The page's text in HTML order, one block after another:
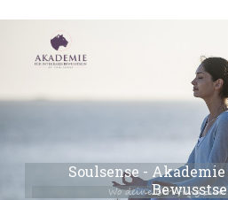
Wo deine Berufung
Soulsense -